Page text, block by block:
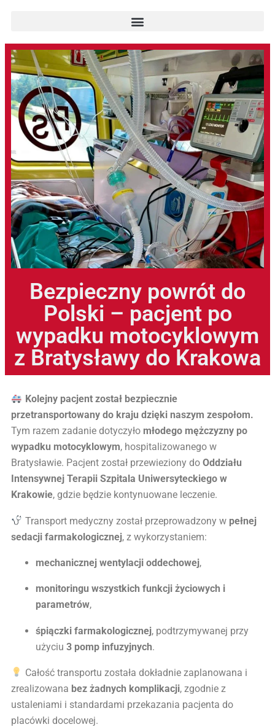
Bezpieczny powrót do
Polski – pacjent po
wypadku motocyklowym
z Bratysławy do Krakowa
Kolejny pacjent został bezpiecznie
przetransportowany do kraju dzięki naszym zespołom.
Tym razem zadanie dotyczyło młodego mężczyzny po
wypadku motocyklowym, hospitalizowanego w
Bratysławie. Pacjent został przewieziony do Oddziału
Intensywnej Terapii Szpitala Uniwersyteckiego w
Krakowie, gdzie będzie kontynuowane leczenie.
Transport medyczny został przeprowadzony w pełnej
sedacji farmakologicznej, z wykorzystaniem:
mechanicznej wentylacji oddechowej,
monitoringu wszystkich funkcji życiowych i
parametrów,
śpiączki farmakologicznej, podtrzymywanej przy
użyciu 3 pomp infuzyjnych.
Całość transportu została dokładnie zaplanowana i
zrealizowana bez żadnych komplikacji, zgodnie z
ustaleniami i standardami przekazania pacjenta do
placówki docelowej.